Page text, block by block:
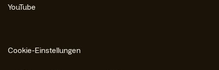
YouTube
Cookie-Einstellungen